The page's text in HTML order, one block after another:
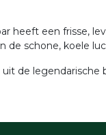
heeft een frisse,
de schone, koele
de